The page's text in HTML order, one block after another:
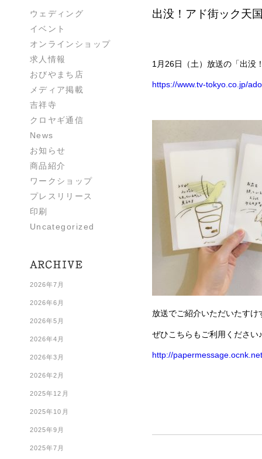
ウェディング
イベント
オンラインショップ
求人情報
おびやまち店
メディア掲載
吉祥寺
クロヤギ通信
News
お知らせ
商品紹介
ワークショップ
プレスリリース
印刷
Uncategorized
2026年7月
2026年6月
2026年5月
2026年4月
2026年3月
2026年2月
2025年12月
2025年10月
2025年9月
2025年7月
出没！アド街ック天
1月26日（土）放送の「出没
https://www.tv-tokyo.co.jp/
放送でご紹介いただいたす
ぜひこちらもご利用ください
http://